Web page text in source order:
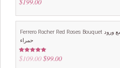
Ferrero Rocher Red Roses Bouquet باقة فريرو روشيه مع ورود
حمراء
Rated 5.00
out of 5
$109.00 Original
$99.00Current